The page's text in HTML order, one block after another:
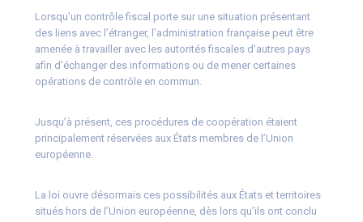
Lorsqu’un contrôle fiscal porte sur une situation présentant
des liens avec l’étranger, l’administration française peut être
amenée à travailler avec les autorités fiscales d’autres pays
afin d’échanger des informations ou de mener certaines
opérations de contrôle en commun.
Jusqu’à présent, ces procédures de coopération étaient
principalement réservées aux États membres de l’Union
européenne.
La loi ouvre désormais ces possibilités aux États et territoires
situés hors de l’Union européenne, dès lors qu’ils ont conclu